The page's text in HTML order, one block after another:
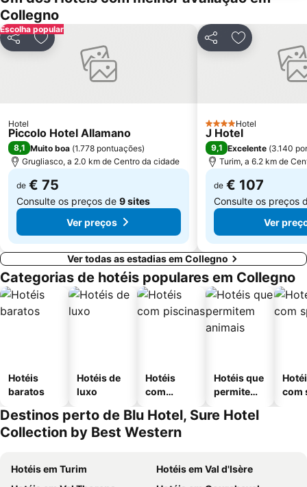
Collegno
Escolha popular
PartilharAdicionar aos favoritos
Hotel
Piccolo Hotel Allamano
8,1 Muito boa (1.778 pontuações)
Grugliasco, a 2.0 km de Centro da cidade
de € 75
Consulte os preços de 9 sites
Ver preços
PartilharAdicionar
4 Estrelas
Hotel
J Hotel
9,1 Excelente (3.140
Turim, a 6.2 km de
de € 107
Consulte os preços
Ver
Ver todas as estadias em Collegno
Categorias de hotéis populares em Collegno
Hotéis
baratos
Hotéis de
luxo
Hotéis
com
Hotéis que
permitem
com
Destinos perto de Blu Hotel, Sure Hotel
Collection by Best Western
Hotéis em Turim
Hotéis em Val d'Isère